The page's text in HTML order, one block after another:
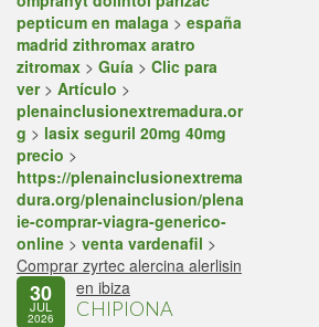
pepticum en malaga > españa
madrid zithromax aratro
zitromax > Guía > Clic para
ver> Artículo >
plenainclusionextremadura.or
g > lasix seguril 20mg 40mg
precio >
https://plenainclusionextrema
dura.org/plenainclusion/plena
ie-comprar-viagra-generico-
online > venta vardenafil >
Comprar zyrtec alercina alerlisin
en ibiza
30
JUL
2026 CHIPIONA